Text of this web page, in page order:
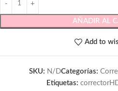
AÑADIR AL
Add to
SKU: N/DCategorías:
Etiquetas: